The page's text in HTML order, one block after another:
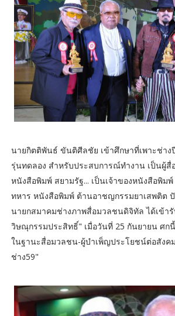
นายกิตติพันธ์ ขันติศีลชัย เข้าศึกษาที่เพาะช่าง
รุ่นทดลอง สำหรับประสบการณ์ทำงาน เป็นผู้สื่
หนังสือพิมพ์ สยามรัฐ... เป็นเจ้าของหนังสือพิม
ทหาร หนังสือพิมพ์ ต้านอาชญกรรมยาเสพติต
นายกสมาคมช่างภาพสื่อมวลชนดิจิทัล ได้เข้า
วิษณุกรรมประสิทธิ์" เมื่อวันที่ 25 กันยายน ศก
ในฐานะสื่อมวลชน-ผู้บำเพ็ญประโยชน์ต่อสังค
ช่าง59"